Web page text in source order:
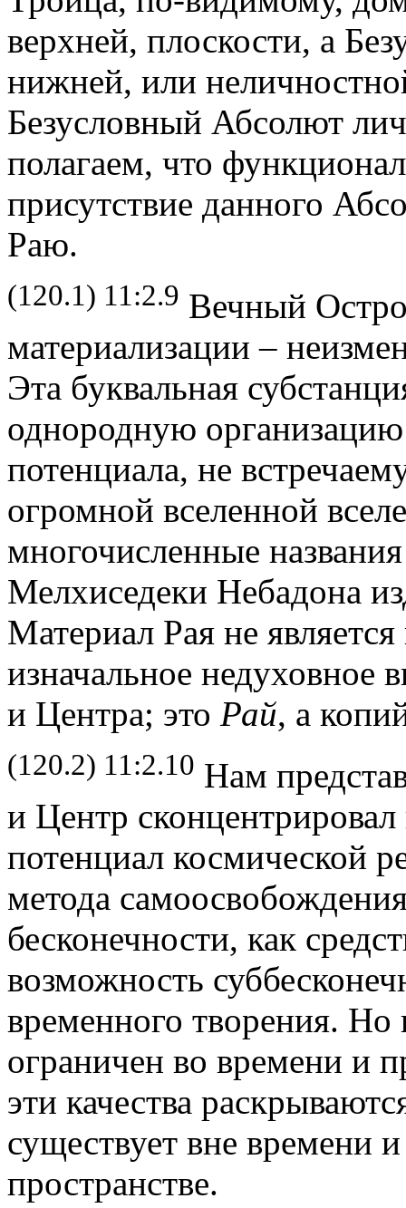
верхней, плоскости, а
нижней, или
Безусловный Абсолют
полагаем, что
присутствие данного
Раю.
(120.1) 11:2.9 Вечный
материализации –
Эта буквальная
однородную организацию
потенциала, не
огромной вселенной
многочисленные
Мелхиседеки Небадона
Материал Рая не
изначальное недуховное
и Центра; это Рай, а
(120.2) 11:2.10 Нам
и Центр
потенциал космической
метода
бесконечности, как
возможность
временного творения. Но
ограничен во времени и
эти качества
существует вне времени
пространстве.